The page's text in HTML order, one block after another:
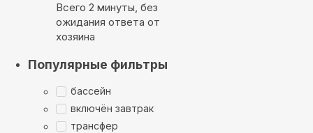
Всего 2 минуты, без
ожидания ответа от
хозяина
Популярные фильтры
бассейн
включён завтрак
трансфер